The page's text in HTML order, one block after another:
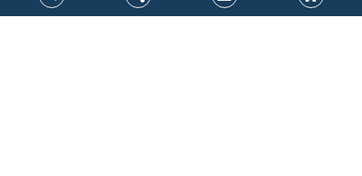
بعد نكبة 1948، مما أوجب بناء صرح علمي مستقل يرد الاعتبار للحقيقة